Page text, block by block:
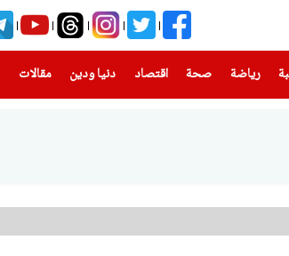
(current) رياضة
(current) صحة(current) اقتصاد دنيا ودين
(current) مقالات